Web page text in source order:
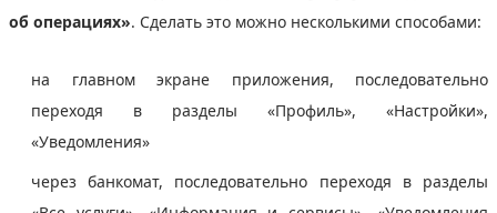
об операциях». Сделать это можно несколькими способами:
на главном экране приложения, последовательно
переходя в разделы «Профиль», «Настройки»,
«Уведомления»
через банкомат, последовательно переходя в разделы